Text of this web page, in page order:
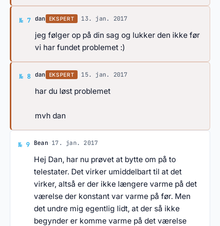
№ 7 Svar af dan
dan EKSPERT 13. jan. 2017
jeg følger op på din sag og lukker den ikke før
vi har fundet problemet :)
№ 8 Svar af dan
dan EKSPERT 15. jan. 2017
har du løst problemet
mvh dan
№ 9 Svar af Bean
Bean· 17. jan. 2017
Hej Dan, har nu prøvet at bytte om på to
telestater. Det virker umiddelbart til at det
virker, altså er der ikke længere varme på det
værelse der konstant var varme på før. Men
det undre mig egentlig lidt, at der så ikke
begynder er komme varme på det værelse